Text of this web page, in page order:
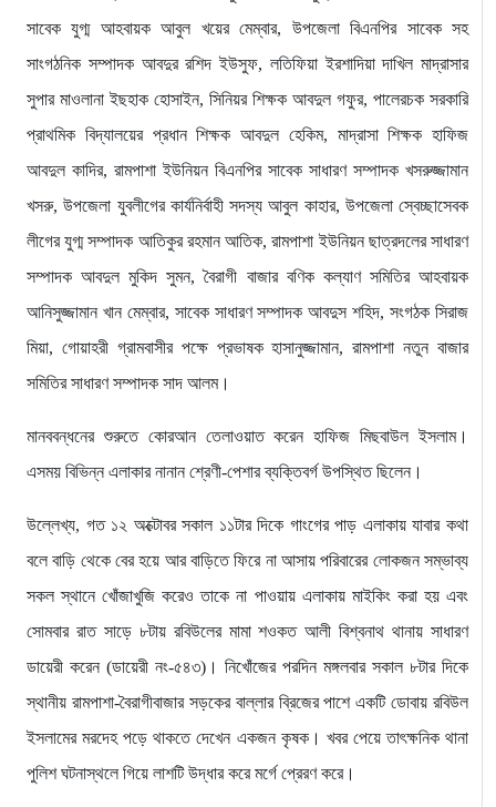
সাবেক যুগ্ম আহবায়ক আবুল খয়ের মেম্বার, উপজেলা বিএনপির সাবেক সহ
সাংগঠনিক সম্পাদক আবদুর রশিদ ইউসুফ, লতিফিয়া ইরশাদিয়া দাখিল মাদ্রাসার
সুপার মাওলানা ইছহাক হোসাইন, সিনিয়র শিক্ষক আবদুল গফুর, পালেরচক সরকারি
প্রাথমিক বিদ্যালয়ের প্রধান শিক্ষক আবদুল হেকিম, মাদ্রাসা শিক্ষক হাফিজ
আবদুল কাদির, রামপাশা ইউনিয়ন বিএনপির সাবেক সাধারণ সম্পাদক খসরুজ্জামান
খসরু, উপজেলা যুবলীগের কার্যনির্বাহী সদস্য আবুল কাহার, উপজেলা স্বেচ্ছাসেবক
লীগের যুগ্ম সম্পাদক আতিকুর রহমান আতিক, রামপাশা ইউনিয়ন ছাত্রদলের সাধারণ
সম্পাদক আবদুল মুকিদ সুমন, বৈরাগী বাজার বণিক কল্যাণ সমিতির আহবায়ক
আনিসুজ্জামান খান মেম্বার, সাবেক সাধারণ সম্পাদক আবদুস শহিদ, সংগঠক সিরাজ
মিয়া, গোয়াহরী গ্রামবাসীর পক্ষে প্রভাষক হাসানুজ্জামান, রামপাশা নতুন বাজার
সমিতির সাধারণ সম্পাদক সাদ আলম।
মানববন্ধনের শুরুতে কোরআন তেলাওয়াত করেন হাফিজ মিছবাউল ইসলাম।
এসময় বিভিন্ন এলাকার নানান শ্রেণী-পেশার ব্যক্তিবর্গ উপস্থিত ছিলেন।
উল্লেখ্য, গত ১২ অক্টোবর সকাল ১১টার দিকে গাংগের পাড় এলাকায় যাবার কথা
বলে বাড়ি থেকে বের হয়ে আর বাড়িতে ফিরে না আসায় পরিবারের লোকজন সম্ভাব্য
সকল স্থানে খোঁজাখুজি করেও তাকে না পাওয়ায় এলাকায় মাইকিং করা হয় এবং
সোমবার রাত সাড়ে ৮টায় রবিউলের মামা শওকত আলী বিশ্বনাথ থানায় সাধারণ
ডায়েরী করেন (ডায়েরী নং-৫৪৩)। নিখোঁজের পরদিন মঙ্গলবার সকাল ৮টার দিকে
স্থানীয় রামপাশা-বৈরাগীবাজার সড়কের বাল্লার ব্রিজের পাশে একটি ডোবায় রবিউল
ইসলামের মরদেহ পড়ে থাকতে দেখেন একজন কৃষক। খবর পেয়ে তাৎক্ষনিক থানা
পুলিশ ঘটনাস্থলে গিয়ে লাশটি উদ্ধার করে মর্গে প্রেরণ করে।